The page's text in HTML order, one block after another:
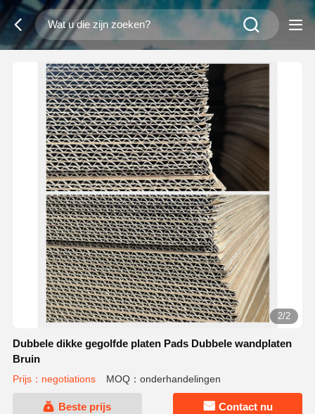
2/2
Dubbele dikke gegolfde platen Pads Dubbele wandplaten
Bruin
Prijs：negotiations MOQ：onderhandelingen
Beste prijs Contact nu